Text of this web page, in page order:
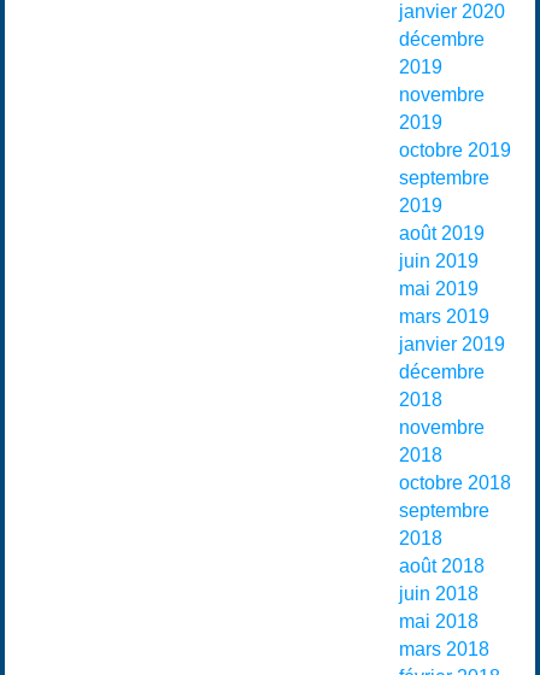
janvier 2020
décembre
2019
novembre
2019
octobre 2019
septembre
2019
août 2019
juin 2019
mai 2019
mars 2019
janvier 2019
décembre
2018
novembre
2018
octobre 2018
septembre
2018
août 2018
juin 2018
mai 2018
mars 2018